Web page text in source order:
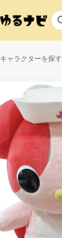
キャラクターを探す